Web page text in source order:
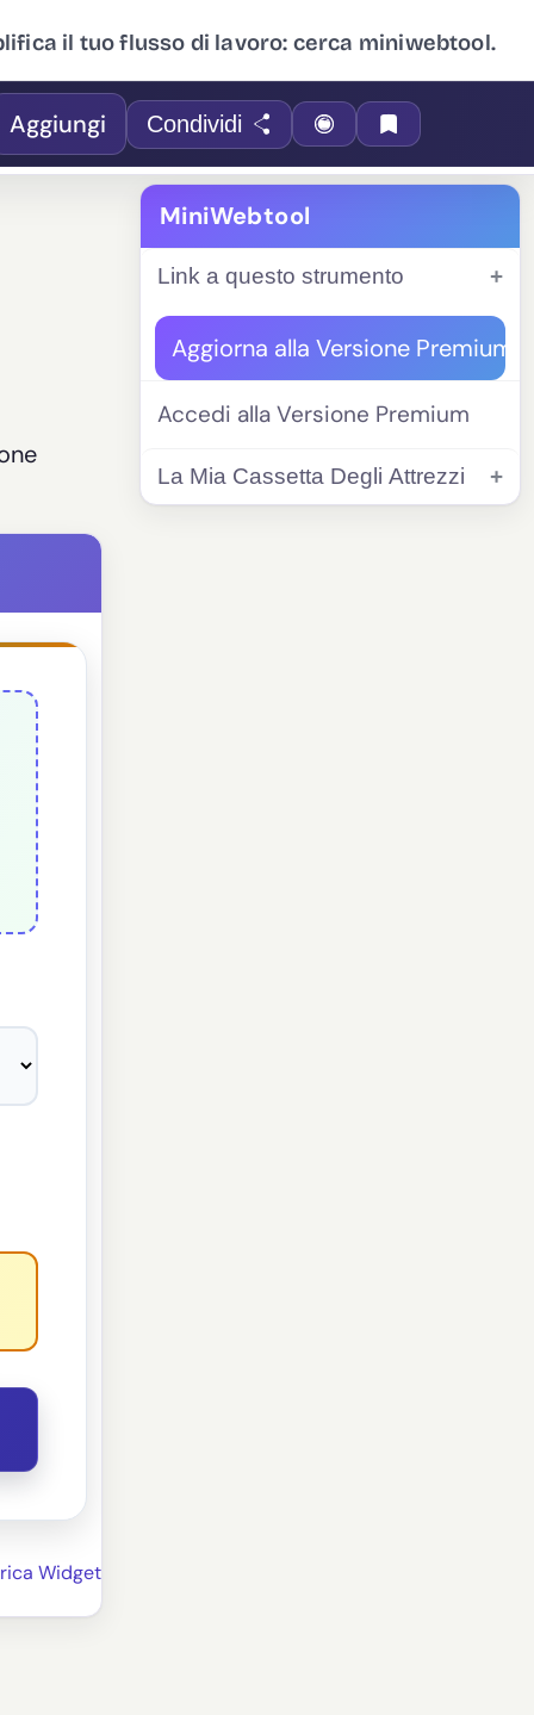
il tuo flusso di lavoro: cerca miniwebtool.
Aggiungi Condividi
Widget
MiniWebtool
Link a questo strumento
Aggiorna alla Versione Premium
Accedi alla Versione Premium
La Mia Cassetta Degli Attrezzi